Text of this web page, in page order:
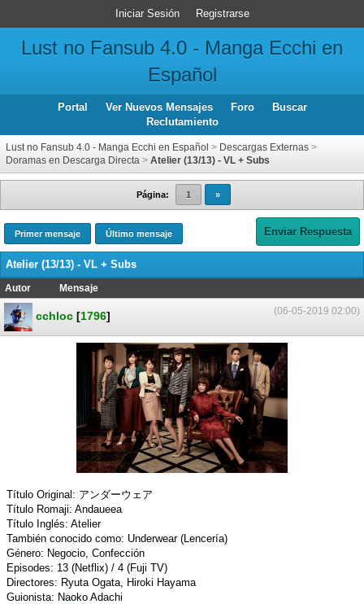
Iniciar Sesión Registrarse
Lust no Fansub 4.0 - Manga Ecchi en
Español
Portal Ver Nuevos Mensajes Foro
Buscar
Reclutamiento
Lust no Fansub 4.0 - Manga Ecchi en Español > Descargas Externas >
Doramas en Descarga Directa > Atelier (13/13) - VL + Subs
Página: 1 »
Primer mensaje Último mensaje Enviar Respuesta
Atelier (13/13) - VL + Subs
Autor
Mensaje
(06-05-2019 02:00)
cchloc [1796]
Título Original: アンダーウェア
Título Romaji: Andaueea
Título Inglés: Atelier
También conocido como: Underwear (Lencería)
Género: Negocio, Confección
Episodes: 13 (Netflix) / 4 (Fuji TV)
Directores: Ryuta Ogata, Hiroki Hayama
Guionista: Naoko Adachi